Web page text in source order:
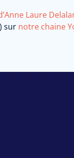
Laure
sur notre chaine